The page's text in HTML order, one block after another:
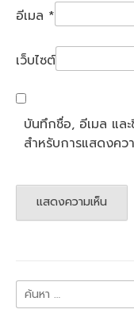
อีเมล *
เว็บไซต์
บันทึกชื่อ, อีเมล และ
สำหรับการแสดงคว
ค้นหา
สำหรับ: